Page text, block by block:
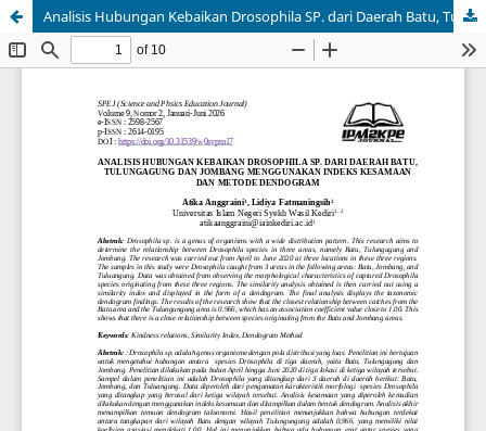
Analisis Hubungan Kebaikan Drosophila SP. dari Daerah Batu, Tulungagung dan Jombang Menggunakan Indeks Kesamaan dan Metode Dendogram